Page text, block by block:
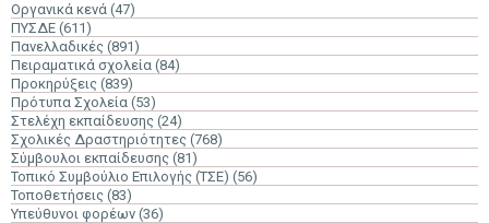
Οργανικά κενά (47)
ΠΥΣΔΕ (611)
Πανελλαδικές (891)
Πειραματικά σχολεία (84)
Προκηρύξεις (839)
Πρότυπα Σχολεία (53)
Στελέχη εκπαίδευσης (24)
Σχολικές Δραστηριότητες (768)
Σύμβουλοι εκπαίδευσης (81)
Τοπικό Συμβούλιο Επιλογής (ΤΣΕ) (56)
Τοποθετήσεις (83)
Υπεύθυνοι φορέων (36)